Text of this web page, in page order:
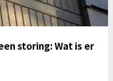
storing: Wat is er